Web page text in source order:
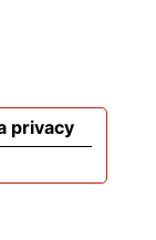
privacy